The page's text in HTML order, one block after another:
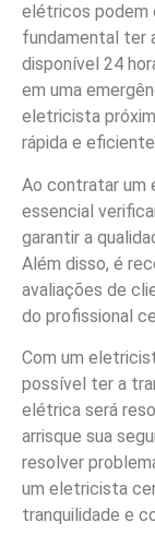
elétricos podem
fundamental ter
disponível 24
em uma
eletricista
rápida e
Ao contratar um
essencial
garantir a
Além disso, é
avaliações de
do profissional
Com um
possível ter a
elétrica será
arrisque sua
resolver
um eletricista
tranquilidade e